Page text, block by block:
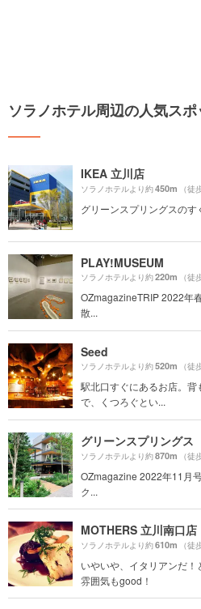
ソラノホテル周辺の人気スポ
IKEA 立川店
ソラノホテルより約450m （徒
グリーンスプリングスのす
PLAY!MUSEUM
ソラノホテルより約220m （徒
OZmagazineTRIP 2022年
散...
Seed
ソラノホテルより約520m （徒
駅北口すぐにあるお店。
で、くつろぐとい...
グリーンスプリングス
ソラノホテルより約870m （徒
OZmagazine 2022年11月
ク...
MOTHERS 立川南口店
ソラノホテルより約610m （徒
いやいや、イタリアンだ！
雰囲気もgood！